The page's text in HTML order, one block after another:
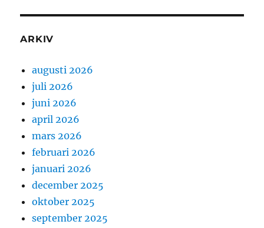
ARKIV
augusti 2026
juli 2026
juni 2026
april 2026
mars 2026
februari 2026
januari 2026
december 2025
oktober 2025
september 2025